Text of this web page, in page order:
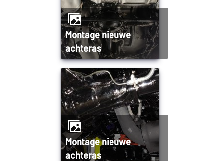
Montage nieuwe
achteras
Montage nieuwe
achteras